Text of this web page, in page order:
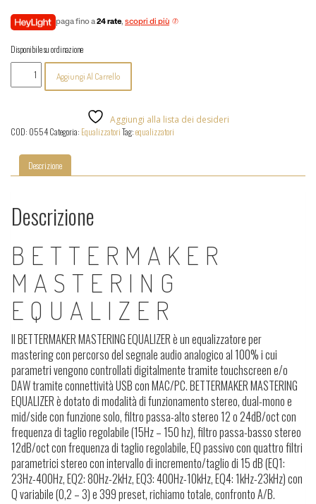
paga fino a24 rate, scopri di più
Disponibile su ordinazione
Bettermaker
Mastering
Aggiungi Al Carrello
Aggiungi alla lista dei desideri
COD: 0554Categoria: EqualizzatoriTag:equalizzatori
Descrizione
Descrizione
BETTERMAKER
MASTERING
EQUALIZER
Il BETTERMAKER MASTERING EQUALIZER è un equalizzatore per
mastering con percorso del segnale audio analogico al 100% i cui
parametri vengono controllati digitalmente tramite touchscreen e/o
DAW tramite connettività USB con MAC/PC. BETTERMAKER MASTERING
EQUALIZER è dotato di modalità di funzionamento stereo, dual-mono e
mid/side con funzione solo, filtro passa-alto stereo 12 o 24dB/oct con
frequenza di taglio regolabile (15Hz – 150 hz), filtro passa-basso stereo
12dB/oct con frequenza di taglio regolabile, EQ passivo con quattro filtri
parametrici stereo con intervallo di incremento/taglio di 15 dB (EQ1:
23Hz-400Hz, EQ2: 80Hz-2kHz, EQ3: 400Hz-10kHz, EQ4: 1kHz-23kHz) con
Q variabile (0,2 – 3) e 399 preset, richiamo totale, confronto A/B.